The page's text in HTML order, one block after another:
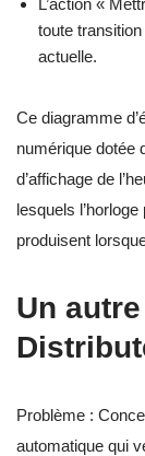
toute transition
actuelle.
Ce diagramme
numérique dotée
d’affichage de
lesquels
produisent
Un
Problème :
automatique qui